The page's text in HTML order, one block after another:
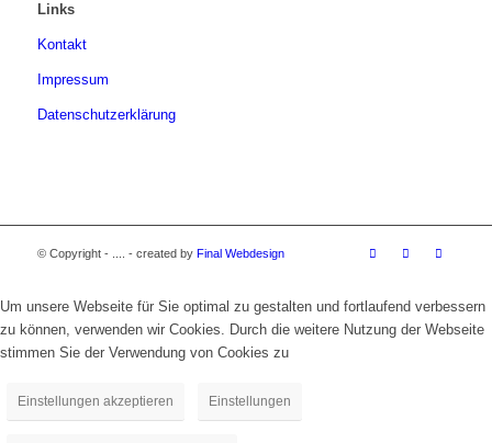
Links
Kontakt
Impressum
Datenschutzerklärung
© Copyright - .... - created by Final Webdesign
Um unsere Webseite für Sie optimal zu gestalten und fortlaufend verbessern
zu können, verwenden wir Cookies. Durch die weitere Nutzung der Webseite
stimmen Sie der Verwendung von Cookies zu
Einstellungen akzeptieren Einstellungen